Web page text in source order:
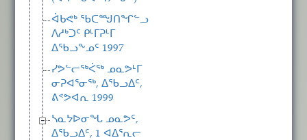
ᐋᑲᕙᒃ ᖃᑕᙳᑎᖏᓪᓗ
ᐱᓱᒃᑐᑦ ᑭᒻᒥᕈᒻᒥ
ᐃᖃᓗᖕᓄᑦ 1997
ᓯᕗᓪᓕᖅᐹᖅ ᓄᓇᕗᒻᒥ
ᓂᕈᐊᕐᓂᖅ, ᐃᖃᓗᐃᑦ,
ᕕᕝᕗᐊᕆ 1999
ᓴᓇᔭᐅᓂᖓ ᓄᓇᕗᑦ,
ᐃᖃᓗᐃᑦ, 1 ᐊᐃᕐᕆᓕ